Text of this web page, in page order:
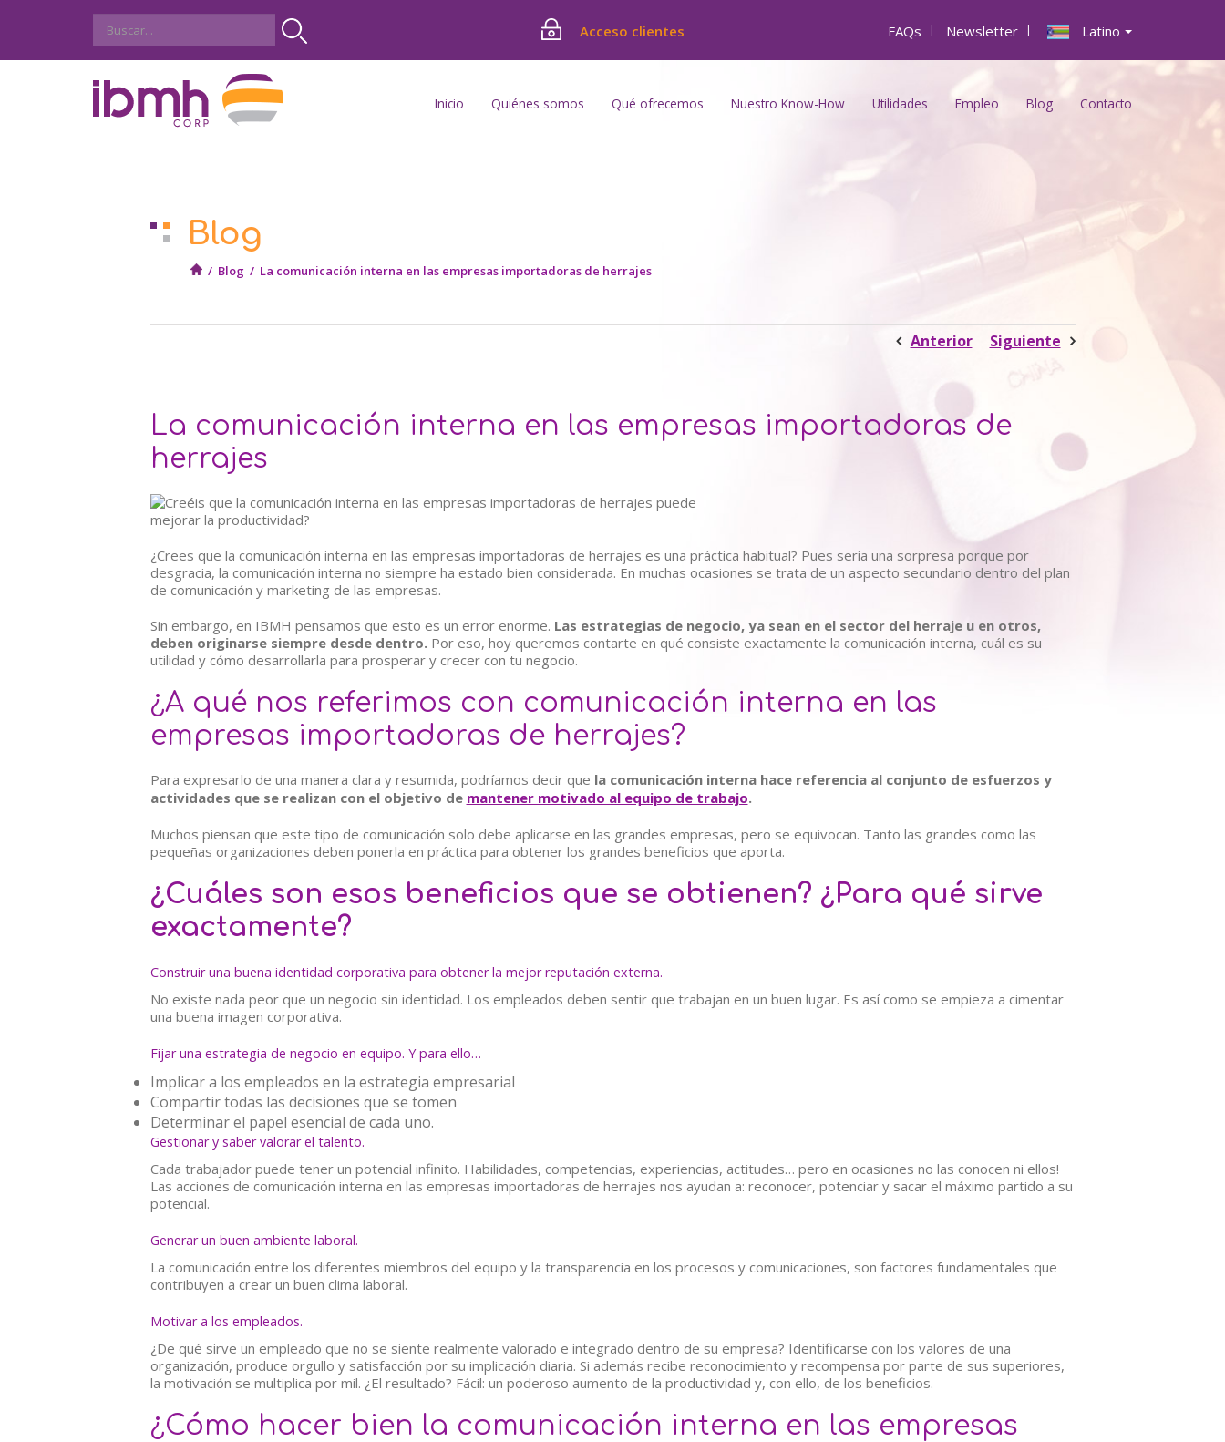
Acceso clientes FAQs | Newsletter | Latino
Inicio Quiénes somos Qué ofrecemos Nuestro Know-How Utilidades Empleo Blog Contacto
Blog
/ Blog / La comunicación interna en las empresas importadoras de herrajes
Anterior Siguiente
La comunicación interna en las empresas importadoras de
herrajes
¿Crees que la comunicación interna en las empresas importadoras de herrajes es una práctica habitual? Pues sería una sorpresa porque por
desgracia, la comunicación interna no siempre ha estado bien considerada. En muchas ocasiones se trata de un aspecto secundario dentro del plan
de comunicación y marketing de las empresas.
Sin embargo, en IBMH pensamos que esto es un error enorme. Las estrategias de negocio, ya sean en el sector del herraje u en otros,
deben originarse siempre desde dentro. Por eso, hoy queremos contarte en qué consiste exactamente la comunicación interna, cuál es su
utilidad y cómo desarrollarla para prosperar y crecer con tu negocio.
¿A qué nos referimos con comunicación interna en las
empresas importadoras de herrajes?
Para expresarlo de una manera clara y resumida, podríamos decir que la comunicación interna hace referencia al conjunto de esfuerzos y
actividades que se realizan con el objetivo de mantener motivado al equipo de trabajo.
Muchos piensan que este tipo de comunicación solo debe aplicarse en las grandes empresas, pero se equivocan. Tanto las grandes como las
pequeñas organizaciones deben ponerla en práctica para obtener los grandes beneficios que aporta.
¿Cuáles son esos beneficios que se obtienen? ¿Para qué sirve
exactamente?
Construir una buena identidad corporativa para obtener la mejor reputación externa.
No existe nada peor que un negocio sin identidad. Los empleados deben sentir que trabajan en un buen lugar. Es así como se empieza a cimentar
una buena imagen corporativa.
Fijar una estrategia de negocio en equipo. Y para ello…
Implicar a los empleados en la estrategia empresarial
Compartir todas las decisiones que se tomen
Determinar el papel esencial de cada uno.
Gestionar y saber valorar el talento.
Cada trabajador puede tener un potencial infinito. Habilidades, competencias, experiencias, actitudes… pero en ocasiones no las conocen ni ellos!
Las acciones de comunicación interna en las empresas importadoras de herrajes nos ayudan a: reconocer, potenciar y sacar el máximo partido a su
potencial.
Generar un buen ambiente laboral.
La comunicación entre los diferentes miembros del equipo y la transparencia en los procesos y comunicaciones, son factores fundamentales que
contribuyen a crear un buen clima laboral.
Motivar a los empleados.
¿De qué sirve un empleado que no se siente realmente valorado e integrado dentro de su empresa? Identificarse con los valores de una
organización, produce orgullo y satisfacción por su implicación diaria. Si además recibe reconocimiento y recompensa por parte de sus superiores,
la motivación se multiplica por mil. ¿El resultado? Fácil: un poderoso aumento de la productividad y, con ello, de los beneficios.
¿Cómo hacer bien la comunicación interna en las empresas